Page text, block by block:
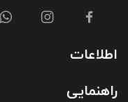
اطلاعات
راهنمایی